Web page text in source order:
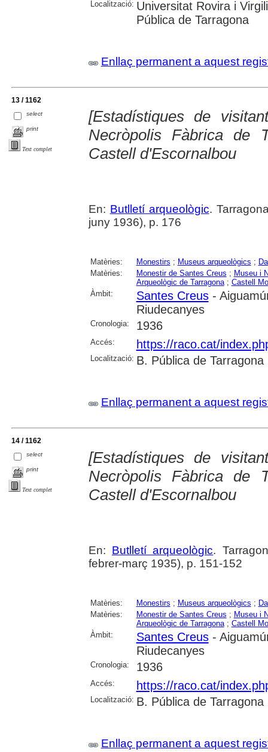
Localització: Universitat Rovira i
Pública de Tarragona
Enllaç permanent a aquest
13 / 1162
select
print
Text complet
[Estadístiques de
Necròpolis Fàbrica de
Castell d'Escornalbou
En: Butlletí arqueològic.
juny 1936), p. 176
Matèries: Monestirs ; Museus arqueològics ;
Matèries:
Monestir de Santes Creus ; Museu i
Arqueològic de Tarragona; Castell
Àmbit:
Santes Creus-
Riudecanyes
Cronologia: 1936
Accés: https://raco.cat/
Localització: B. Pública de Tarragona
Enllaç permanent a aquest
14 / 1162
select
print
Text complet
[Estadístiques de
Necròpolis Fàbrica de
Castell d'Escornalbou
En: Butlletí arqueològic.
febrer-març 1935), p. 151-152
Matèries: Monestirs ; Museus arqueològics ;
Matèries:
Monestir de Santes Creus ; Museu i
Arqueològic de Tarragona; Castell
Àmbit:
Santes Creus-
Riudecanyes
Cronologia: 1936
Accés: https://raco.cat/
Localització: B. Pública de Tarragona
Enllaç permanent a aquest